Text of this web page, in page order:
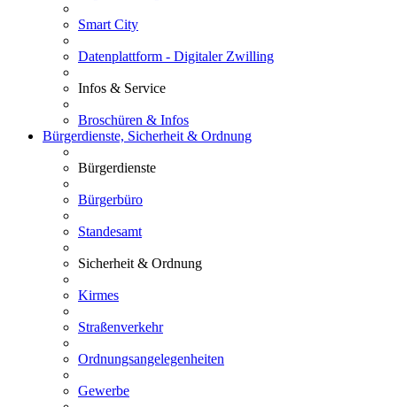
Smart City
Datenplattform - Digitaler Zwilling
Infos & Service
Broschüren & Infos
Bürgerdienste, Sicherheit & Ordnung
Bürgerdienste
Bürgerbüro
Standesamt
Sicherheit & Ordnung
Kirmes
Straßenverkehr
Ordnungsangelegenheiten
Gewerbe